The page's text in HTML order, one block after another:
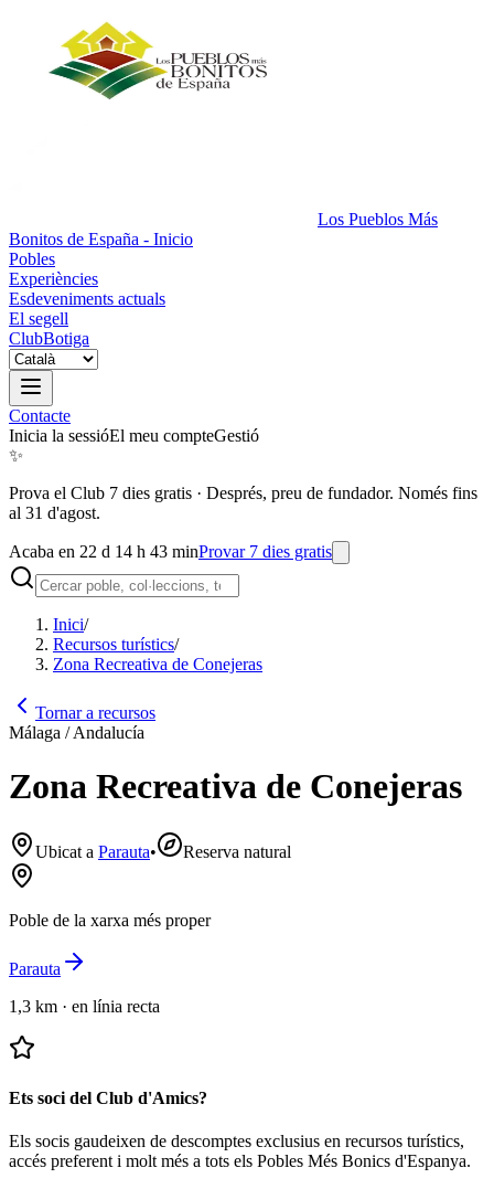
Los Pueblos Más
Bonitos de España - Inicio
Pobles
Experiències
Esdeveniments actuals
El segell
ClubBotiga
Contacte
Inicia la sessióEl meu compteGestió
✨
Prova el Club 7 dies gratis · Després, preu de fundador. Només fins
al 31 d'agost.
Acaba en 22 d 14 h 43 minProvar 7 dies gratis
Inici/
Recursos turístics/
Zona Recreativa de Conejeras
Tornar a recursos
Málaga / Andalucía
Zona Recreativa de Conejeras
Ubicat a Parauta• Reserva natural
Poble de la xarxa més proper
Parauta
1,3 km · en línia recta
Ets soci del Club d'Amics?
Els socis gaudeixen de descomptes exclusius en recursos turístics,
accés preferent i molt més a tots els Pobles Més Bonics d'Espanya.